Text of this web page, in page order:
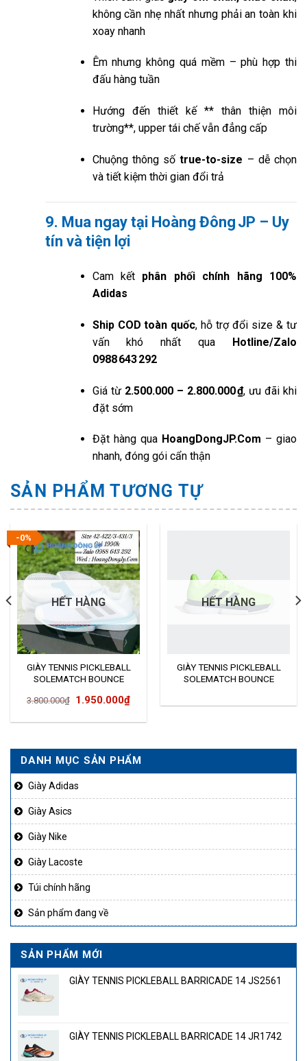
DANH MỤC SẢN PHẨM
Giày Adidas
Giày Asics
Giày Nike
Giày Lacoste
Túi chính hãng
Sản phẩm đang về
SẢN PHẨM MỚI
GIÀY TENNIS PICKLEBALL BARRICADE 14 JS2561
GIÀY TENNIS PICKLEBALL BARRICADE 14 JR1742
không cần nhẹ nhất nhưng phải an toàn khi
xoay nhanh
Êm nhưng không quá mềm – phù hợp thi
đấu hàng tuần
Hướng đến thiết kế ** thân thiện môi
trường**, upper tái chế vẫn đẳng cấp
Chuộng thông sốtrue-to-size – dễ chọn
và tiết kiệm thời gian đổi trả
9. Mua ngay tại Hoàng Đông JP – Uy
tín và tiện lợi
Cam kết phân phối chính hãng 100%
Adidas
Ship COD toàn quốc, hỗ trợ đổi size & tư
vấn khó nhất qua Hotline/Zalo
0988 643 292
Giá từ 2.500.000 – 2.800.000 ₫, ưu đãi khi
đặt sớm
Đặt hàng qua HoangDongJP.Com – giao
nhanh, đóng gói cẩn thận
SẢN PHẨM TƯƠNG TỰ
-0%
HẾT HÀNG
GIÀY TENNIS PICKLEBALL
SOLEMATCH BOUNCE
3.800.000₫ Giá
3.800.000₫.
1.950.000₫Giá
là:
1.950.000₫.
HẾT HÀNG
GIÀY TENNIS PICKLEBALL
SOLEMATCH BOUNCE